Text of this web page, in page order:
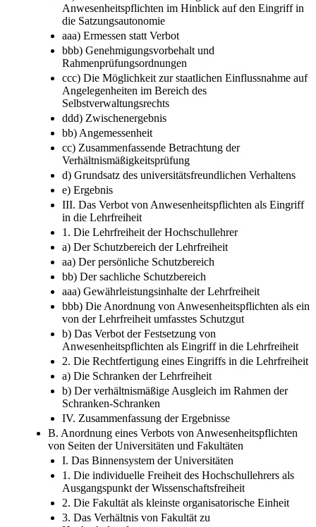
Anwesenheitspflichten im Hinblick auf den Eingriff in
die Satzungsautonomie
aaa) Ermessen statt Verbot
bbb) Genehmigungsvorbehalt und
Rahmenprüfungsordnungen
ccc) Die Möglichkeit zur staatlichen Einflussnahme auf
Angelegenheiten im Bereich des
Selbstverwaltungsrechts
ddd) Zwischenergebnis
bb) Angemessenheit
cc) Zusammenfassende Betrachtung der
Verhältnismäßigkeitsprüfung
d) Grundsatz des universitätsfreundlichen Verhaltens
e) Ergebnis
III. Das Verbot von Anwesenheitspflichten als Eingriff
in die Lehrfreiheit
1. Die Lehrfreiheit der Hochschullehrer
a) Der Schutzbereich der Lehrfreiheit
aa) Der persönliche Schutzbereich
bb) Der sachliche Schutzbereich
aaa) Gewährleistungsinhalte der Lehrfreiheit
bbb) Die Anordnung von Anwesenheitspflichten als ein
von der Lehrfreiheit umfasstes Schutzgut
b) Das Verbot der Festsetzung von
Anwesenheitspflichten als Eingriff in die Lehrfreiheit
2. Die Rechtfertigung eines Eingriffs in die Lehrfreiheit
a) Die Schranken der Lehrfreiheit
b) Der verhältnismäßige Ausgleich im Rahmen der
Schranken-Schranken
IV. Zusammenfassung der Ergebnisse
B. Anordnung eines Verbots von Anwesenheitspflichten
von Seiten der Universitäten und Fakultäten
I. Das Binnensystem der Universitäten
1. Die individuelle Freiheit des Hochschullehrers als
Ausgangspunkt der Wissenschaftsfreiheit
2. Die Fakultät als kleinste organisatorische Einheit
3. Das Verhältnis von Fakultät zu